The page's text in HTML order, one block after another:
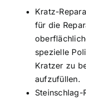
Kratz-
für die
spezielle
Kratzer zu
aufzufüllen.
Steinschlag-